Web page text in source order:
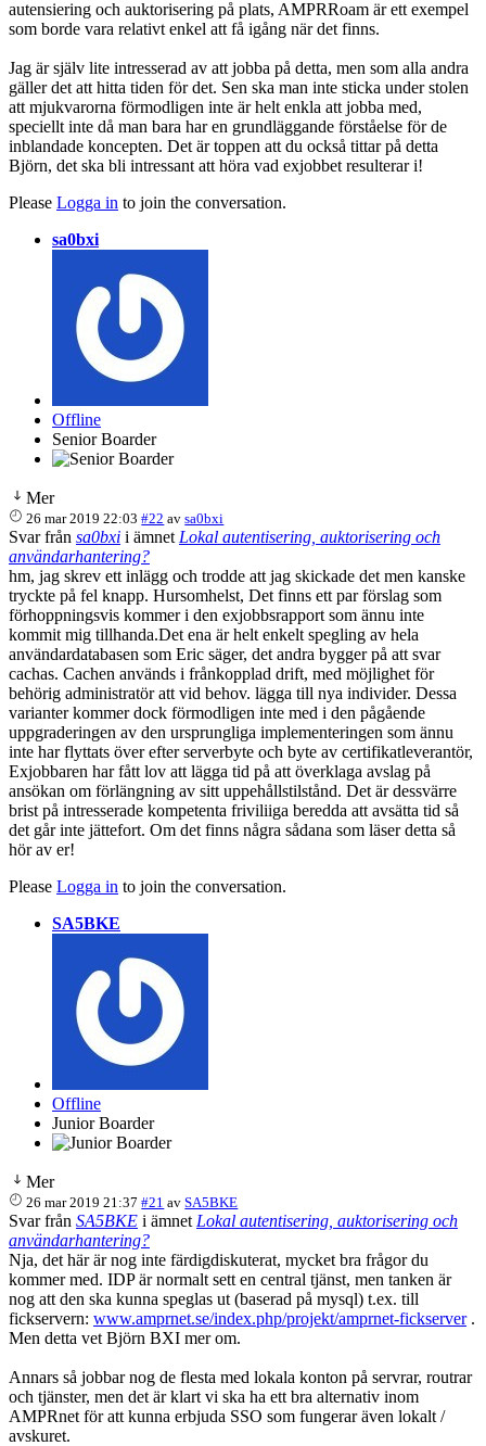
autensiering och auktorisering på plats, AMPRRoam är ett exempel
som borde vara relativt enkel att få igång när det finns.
Jag är själv lite intresserad av att jobba på detta, men som alla andra
gäller det att hitta tiden för det. Sen ska man inte sticka under stolen
att mjukvarorna förmodligen inte är helt enkla att jobba med,
speciellt inte då man bara har en grundläggande förståelse för de
inblandade koncepten. Det är toppen att du också tittar på detta
Björn, det ska bli intressant att höra vad exjobbet resulterar i!
Please Logga in to join the conversation.
sa0bxi
Offline
Senior Boarder
Mer
26 mar 2019 22:03 #22 avsa0bxi
Svar från sa0bxi i ämnet Lokal autentisering, auktorisering och
användarhantering?
hm, jag skrev ett inlägg och trodde att jag skickade det men kanske
tryckte på fel knapp. Hursomhelst, Det finns ett par förslag som
förhoppningsvis kommer i den exjobbsrapport som ännu inte
kommit mig tillhanda.Det ena är helt enkelt spegling av hela
användardatabasen som Eric säger, det andra bygger på att svar
cachas. Cachen används i frånkopplad drift, med möjlighet för
behörig administratör att vid behov. lägga till nya individer. Dessa
varianter kommer dock förmodligen inte med i den pågående
uppgraderingen av den ursprungliga implementeringen som ännu
inte har flyttats över efter serverbyte och byte av certifikatleverantör,
Exjobbaren har fått lov att lägga tid på att överklaga avslag på
ansökan om förlängning av sitt uppehållstilstånd. Det är dessvärre
brist på intresserade kompetenta friviliiga beredda att avsätta tid så
det går inte jättefort. Om det finns några sådana som läser detta så
hör av er!
Please Logga in to join the conversation.
SA5BKE
Offline
Junior Boarder
Mer
26 mar 2019 21:37 #21 avSA5BKE
Svar från SA5BKE i ämnet Lokal autentisering, auktorisering och
användarhantering?
Nja, det här är nog inte färdigdiskuterat, mycket bra frågor du
kommer med. IDP är normalt sett en central tjänst, men tanken är
nog att den ska kunna speglas ut (baserad på mysql) t.ex. till
fickservern: www.amprnet.se/index.php/projekt/amprnet-fickserver.
Men detta vet Björn BXI mer om.
Annars så jobbar nog de flesta med lokala konton på servrar, routrar
och tjänster, men det är klart vi ska ha ett bra alternativ inom
AMPRnet för att kunna erbjuda SSO som fungerar även lokalt /
avskuret.